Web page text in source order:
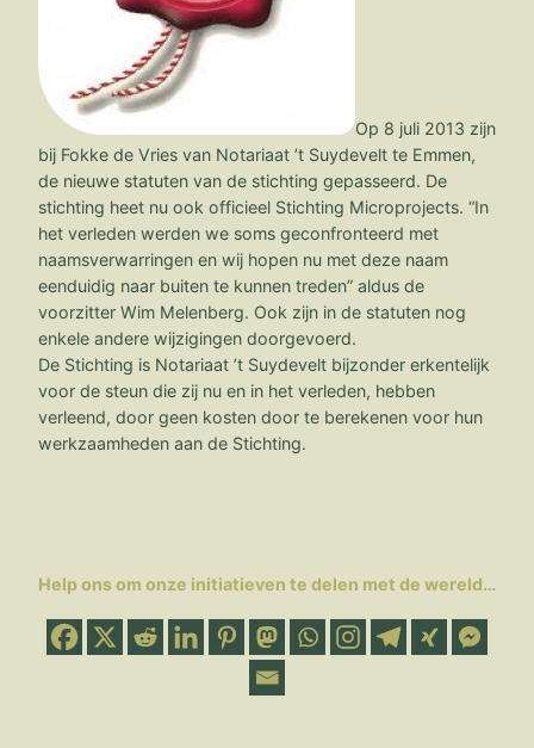
Op 8 juli 2013 zijn
bij Fokke de Vries van Notariaat ’t Suydevelt te Emmen,
de nieuwe statuten van de stichting gepasseerd. De
stichting heet nu ook officieel Stichting Microprojects. “In
het verleden werden we soms geconfronteerd met
naamsverwarringen en wij hopen nu met deze naam
eenduidig naar buiten te kunnen treden” aldus de
voorzitter Wim Melenberg. Ook zijn in de statuten nog
enkele andere wijzigingen doorgevoerd.
De Stichting is Notariaat ’t Suydevelt bijzonder erkentelijk
voor de steun die zij nu en in het verleden, hebben
verleend, door geen kosten door te berekenen voor hun
werkzaamheden aan de Stichting.
Help ons om onze initiatieven te delen met de wereld…